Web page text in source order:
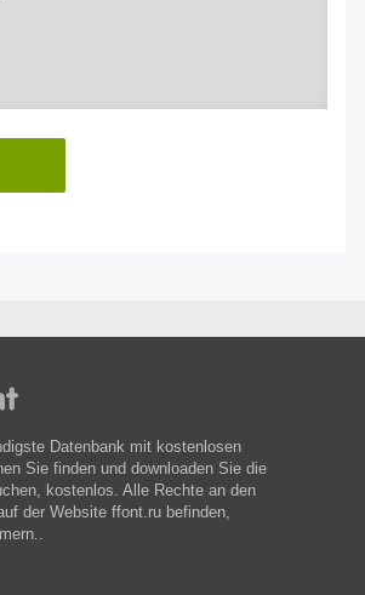
Datenbank mit kostenlosen
Sie finden und downloaden Sie die
kostenlos. Alle Rechte an den
der Website ffont.ru befinden,